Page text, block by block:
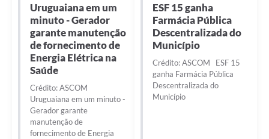
Uruguaiana em um
minuto - Gerador
garante manutenção
de fornecimento de
Energia Elétrica na
Saúde
Crédito: ASCOM
Uruguaiana em um minuto -
Gerador garante
manutenção de
fornecimento de Energia
ESF 15 ganha
Farmácia Pública
Descentralizada do
Município
Crédito: ASCOM ESF 15
ganha Farmácia Pública
Descentralizada do
Município